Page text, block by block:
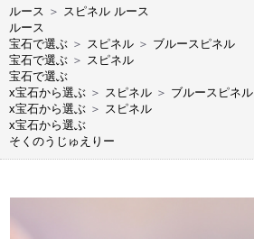
ルース ＞ スピネル ルース
ルース
宝石で選ぶ ＞ スピネル ＞ ブルースピネル
宝石で選ぶ ＞ スピネル
宝石で選ぶ
x宝石から選ぶ ＞ スピネル ＞ ブルースピネル
x宝石から選ぶ ＞ スピネル
x宝石から選ぶ
そくのうじゅえりー